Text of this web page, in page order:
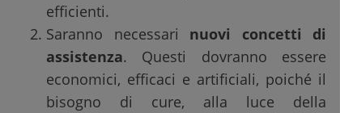
efficienti.
Saranno necessari nuovi concetti di
assistenza. Questi dovranno essere
economici, efficaci e artificiali, poiché il
bisogno di cure, alla luce della